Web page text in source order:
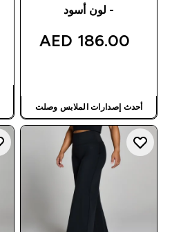
- لون أسود
186.00 AED‎
أحدث إصدارات الملابس وصلت